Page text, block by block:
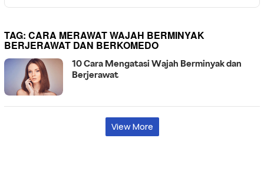
TAG: CARA MERAWAT WAJAH BERMINYAK
BERJERAWAT DAN BERKOMEDO
10 Cara Mengatasi Wajah Berminyak dan
Berjerawat
View More